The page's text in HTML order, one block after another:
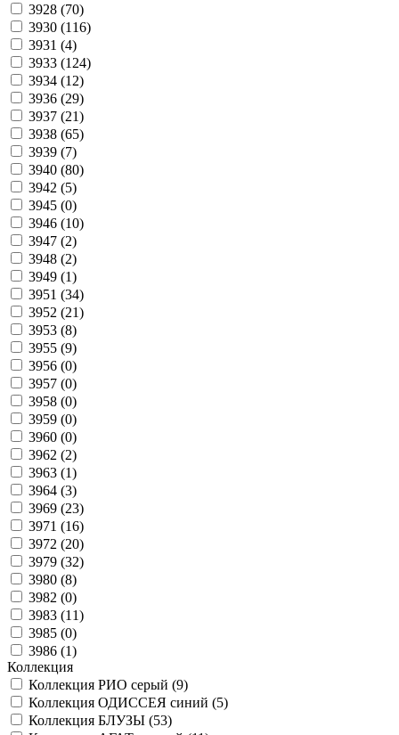
3928 (70)
3930 (116)
3931 (4)
3933 (124)
3934 (12)
3936 (29)
3937 (21)
3938 (65)
3939 (7)
3940 (80)
3942 (5)
3945 (0)
3946 (10)
3947 (2)
3948 (2)
3949 (1)
3951 (34)
3952 (21)
3953 (8)
3955 (9)
3956 (0)
3957 (0)
3958 (0)
3959 (0)
3960 (0)
3962 (2)
3963 (1)
3964 (3)
3969 (23)
3971 (16)
3972 (20)
3979 (32)
3980 (8)
3982 (0)
3983 (11)
3985 (0)
3986 (1)
Коллекция
Коллекция РИО серый (9)
Коллекция ОДИССЕЯ синий (5)
Коллекция БЛУЗЫ (53)